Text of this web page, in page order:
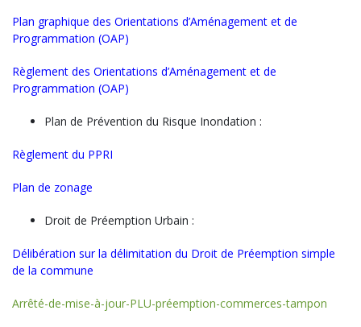
Plan graphique des Orientations d’Aménagement et de
Programmation (OAP)
Règlement des Orientations d’Aménagement et de
Programmation (OAP)
Plan de Prévention du Risque Inondation :
Règlement du PPRI
Plan de zonage
Droit de Préemption Urbain :
Délibération sur la délimitation du Droit de Préemption simple
de la commune
Arrêté-de-mise-à-jour-PLU-préemption-commerces-tampon